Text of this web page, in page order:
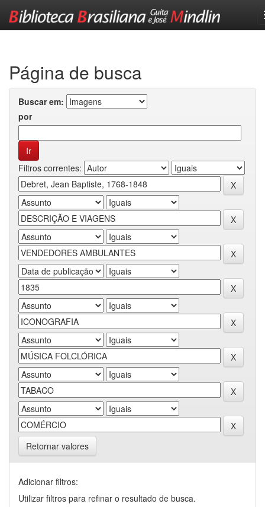
Página de busca
Buscar em:
por
Filtros correntes:
Retornar valores
Adicionar filtros:
Utilizar filtros para refinar o resultado de busca.